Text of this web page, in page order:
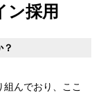
ン採用
んでおり、ここ